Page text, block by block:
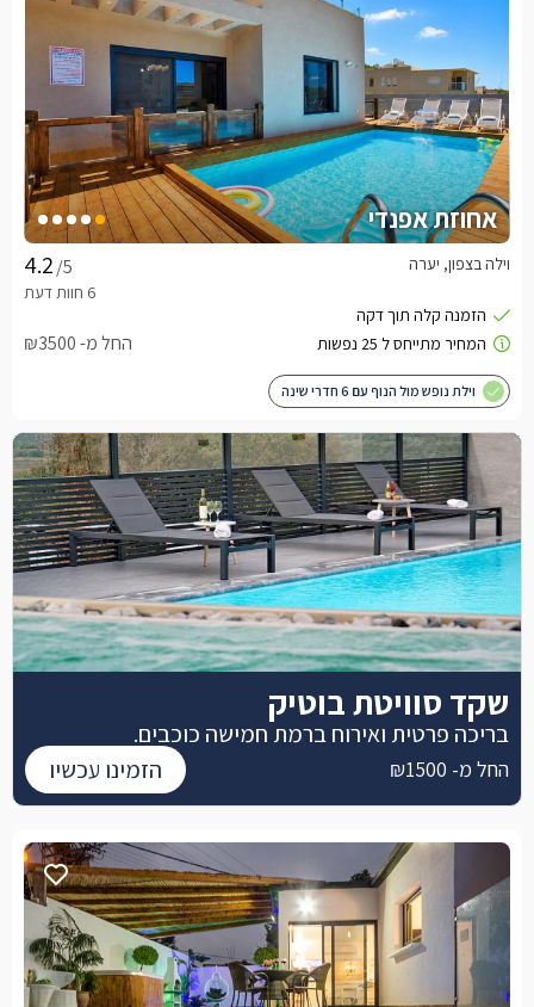
אחוזת אפנדי
/5 וילה בצפון, יערה
החל מ- ₪3500
וילת נופש מול הנוף עם 6 חדרי שינה
שקד סוויטת בוטיק
בריכה פרטית ואירוח ברמת חמישה כוכבים.
החל מ- ₪1500 הזמינו עכשיו